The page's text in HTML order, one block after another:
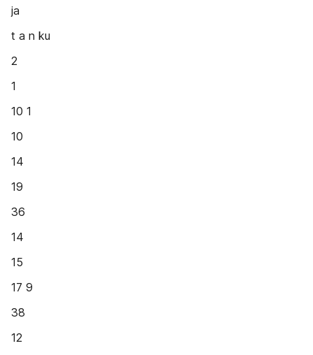
ja
t a n ku
2
1
10 1
10
14
19
36
14
15
17 9
38
12